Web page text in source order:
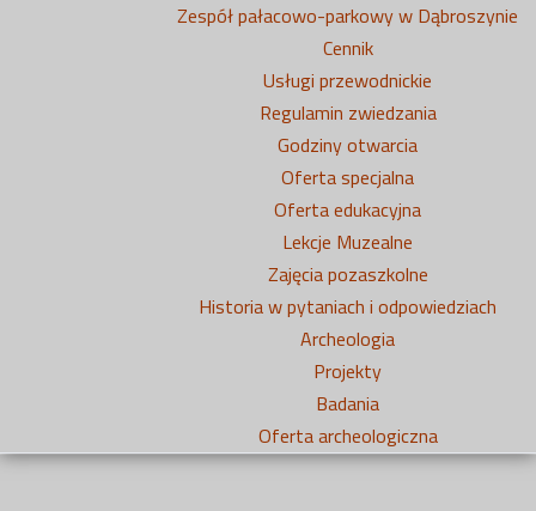
Zespół pałacowo-parkowy w Dąbroszynie
Cennik
Usługi przewodnickie
Regulamin zwiedzania
Godziny otwarcia
Oferta specjalna
Oferta edukacyjna
Lekcje Muzealne
Zajęcia pozaszkolne
Historia w pytaniach i odpowiedziach
Archeologia
Projekty
Badania
Oferta archeologiczna